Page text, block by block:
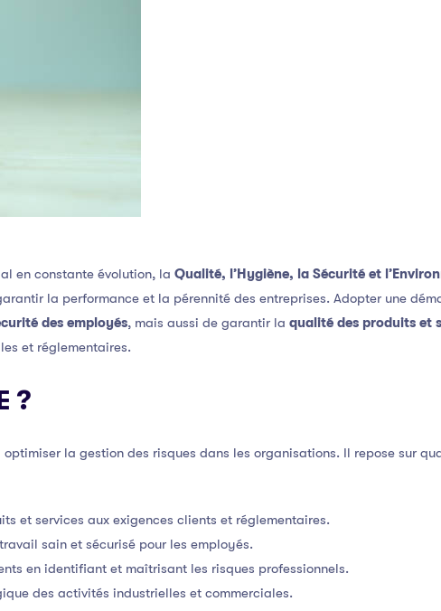
en constante évolution, la Qualité, l’Hygiène, la Sécurité et
la performance et la pérennité des entreprises. Adopter une
des employés, mais aussi de garantir la qualité des produits et
et réglementaires.
?
la gestion des risques dans les organisations. Il repose sur
et services aux exigences clients et réglementaires.
sain et sécurisé pour les employés.
en identifiant et maîtrisant les risques professionnels.
des activités industrielles et commerciales.